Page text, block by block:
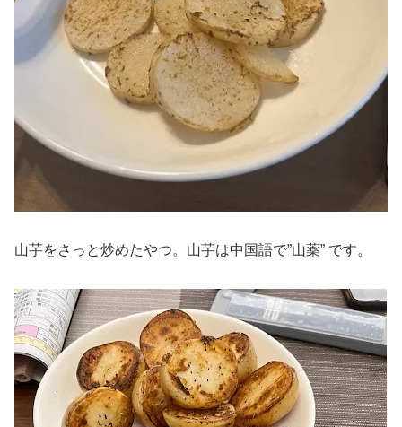
山芋をさっと炒めたやつ。山芋は中国語で”山薬” です。